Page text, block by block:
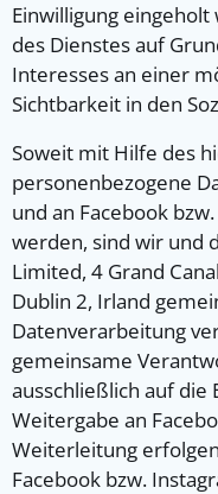
Einwilligung
des Dienstes auf
Interesses an einer
Sichtbarkeit in den
Soweit mit Hilfe des
personenbezogene
und an Facebook
werden, sind wir und
Limited, 4 Grand
Dublin 2, Irland
Datenverarbeitung
gemeinsame
ausschließlich auf die
Weitergabe an
Weiterleitung
Facebook bzw.